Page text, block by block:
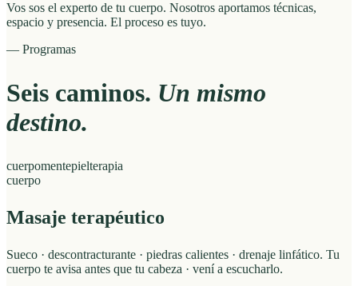
Vos sos el experto de tu cuerpo. Nosotros aportamos técnicas,
espacio y presencia. El proceso es tuyo.
— Programas
Seis caminos. Un mismo
destino.
cuerpomentepielterapia
cuerpo
Masaje terapéutico
Sueco · descontracturante · piedras calientes · drenaje linfático. Tu
cuerpo te avisa antes que tu cabeza · vení a escucharlo.